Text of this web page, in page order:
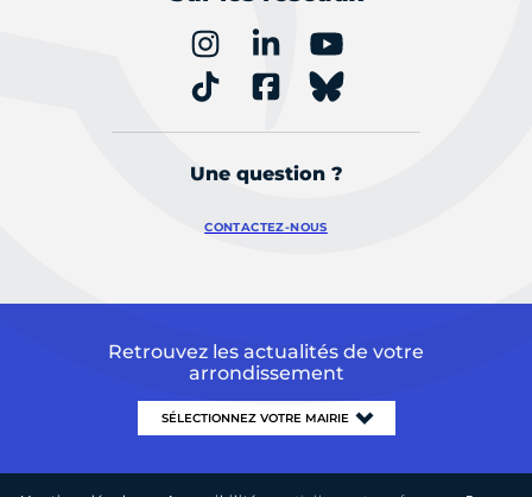
Une question ?
CONTACTEZ-NOUS
Retrouvez les actualités de votre
arrondissement